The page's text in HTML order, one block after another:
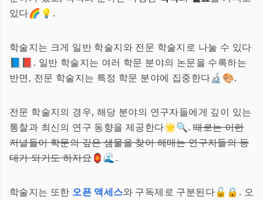
있다🌈💡.
학술지는 크게 일반 학술지와 전문 학술지로 나눌 수 있다
📘📕. 일반 학술지는 여러 학문 분야의 논문을 수록하는
반면, 전문 학술지는 특정 학문 분야에 집중한다🔬🎨.
전문 학술지의 경우, 해당 분야의 연구자들에게 깊이 있는
통찰과 최신의 연구 동향을 제공한다🌟🔍.때로는 이런
저널들이 학문의 깊은 샘물을 찾아 헤매는 연구자들의 등
대가 되기도 하지요🏮🌊.
학술지는 또한 오픈 액세스와 구독제로 구분된다🔓🔒. 오